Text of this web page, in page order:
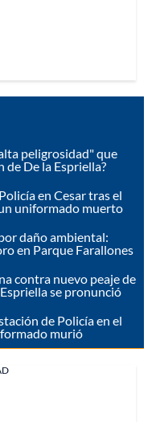
peligrosidad" que
De la Espriella?
en Cesar tras el
uniformado muerto
daño ambiental:
en Parque Farallones
contra nuevo peaje de
se pronunció
de Policía en el
murió